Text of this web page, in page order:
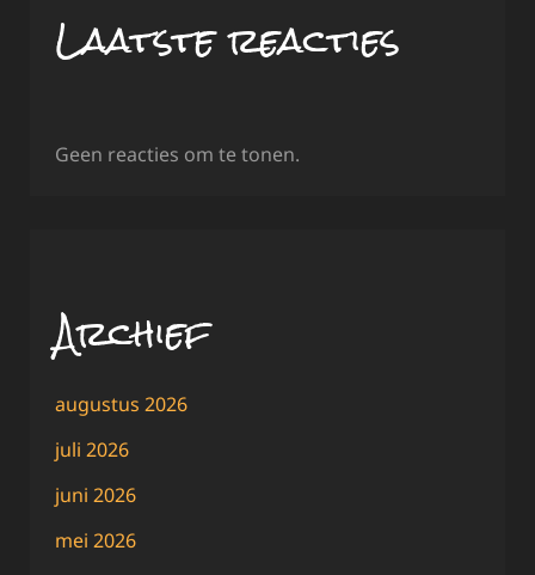
Laatste reacties
Geen reacties om te tonen.
Archief
augustus 2026
juli 2026
juni 2026
mei 2026